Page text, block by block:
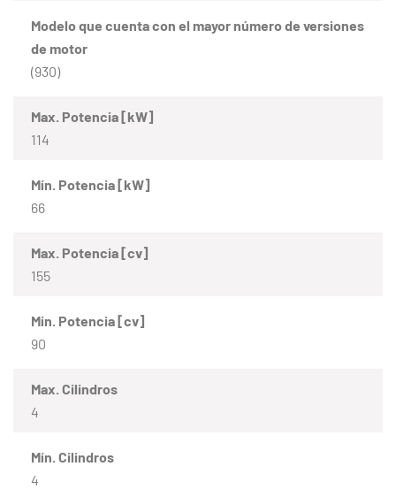
Modelo que cuenta con el mayor número de versiones
de motor
(930)
Max. Potencia [kW]
114
Mín. Potencia [kW]
66
Max. Potencia [cv]
155
Mín. Potencia [cv]
90
Max. Cilindros
4
Mín. Cilindros
4